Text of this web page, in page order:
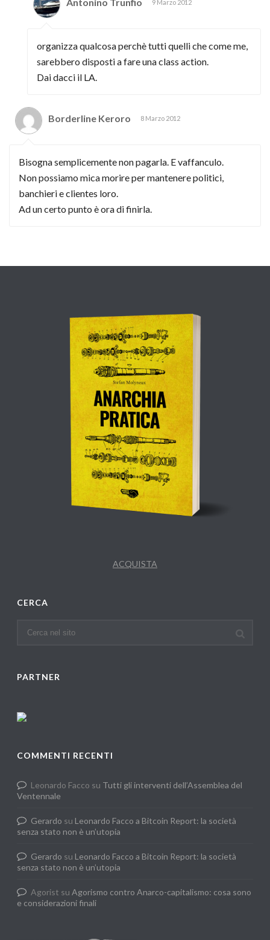
9 Marzo 2012
organizza qualcosa perchè tutti quelli che come me,
sarebbero disposti a fare una class action.
Dai dacci il LA.
Borderline Keroro 8 Marzo 2012
Bisogna semplicemente non pagarla. E vaffanculo.
Non possiamo mica morire per mantenere politici,
banchieri e clientes loro.
Ad un certo punto è ora di finirla.
ACQUISTA
CERCA
PARTNER
COMMENTI RECENTI
Leonardo Facco su Tutti gli interventi dell’Assemblea del
Ventennale
Gerardo su Leonardo Facco a Bitcoin Report: la società
senza stato non è un’utopia
Gerardo su Leonardo Facco a Bitcoin Report: la società
senza stato non è un’utopia
Agorist suAgorismo contro Anarco-capitalismo: cosa sono
e considerazioni finali